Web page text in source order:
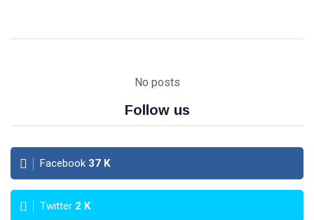
No posts
Follow us
Facebook 37 K
Twitter 2 K